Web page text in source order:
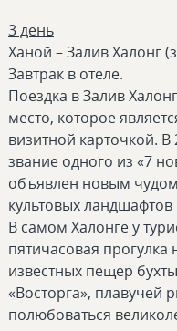
3 день
Ханой – Залив Халонг
Завтрак в отеле.
Поездка в Залив
место, которое
визитной карточкой. В
звание одного из «7
объявлен новым
культовых
В самом Халонге у
пятичасовая
известных пещер
«Восторга», плавучей
полюбоваться